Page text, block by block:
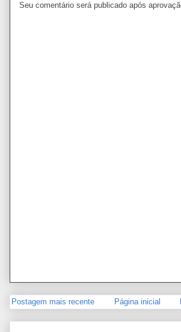
Seu comentário será publicado após
Postagem mais recente Página inicial